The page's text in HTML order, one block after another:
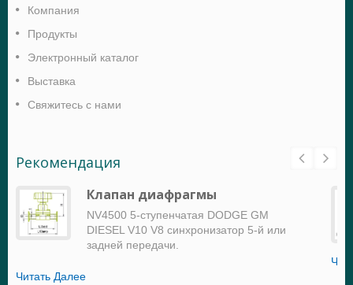
Компания
Продукты
Электронный каталог
Выставка
Свяжитесь с нами
Рекомендация
Клапан диафрагмы
NV4500 5-ступенчатая DODGE GM
DIESEL V10 V8 синхронизатор 5-й или
задней передачи.
Читать Далее